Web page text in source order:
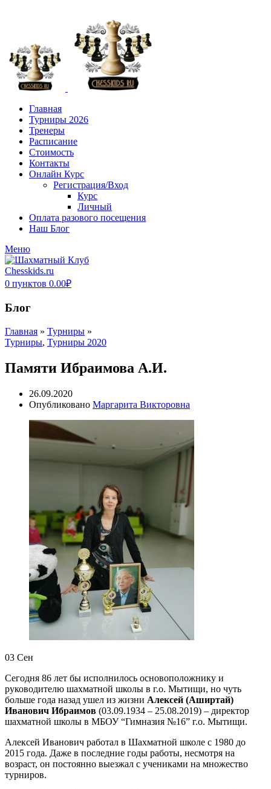
Главная
Турниры 2026
Тренеры
Расписание
Стоимость
Контакты
Онлайн Курс
Регистрация/Вход
Курс
Личный
Оплата разового посещения
Наш Блог
Меню
0 пунктов 0.00₽
Блог
Главная » Турниры »
Турниры, Турниры 2020
Памяти Ибраимова А.И.
26.09.2020
Опубликовано Маргарита Викторовна
03 Сен
Сегодня 86 лет бы исполнилось основоположнику и
руководителю шахматной школы в г.о. Мытищи, но чуть
больше года назад ушел из жизни Алексей (Аширтай)
Иванович Ибраимов (03.09.1934 – 25.08.2019) – директор
шахматной школы в МБОУ “Гимназия №16” г.о. Мытищи.
Алексей Иванович работал в Шахматной школе с 1980 до
2015 года. Даже в последние годы работы, несмотря на
возраст, он постоянно выезжал с учениками на множество
турниров.